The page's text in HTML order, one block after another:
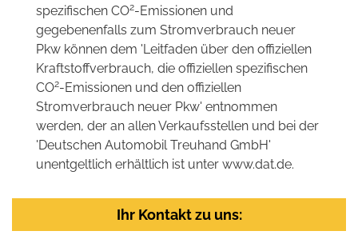
spezifischen CO2-Emissionen und
gegebenenfalls zum Stromverbrauch neuer
Pkw können dem 'Leitfaden über den offiziellen
Kraftstoffverbrauch, die offiziellen spezifischen
CO2-Emissionen und den offiziellen
Stromverbrauch neuer Pkw' entnommen
werden, der an allen Verkaufsstellen und bei der
'Deutschen Automobil Treuhand GmbH'
unentgeltlich erhältlich ist unter www.dat.de.
Ihr Kontakt zu uns: